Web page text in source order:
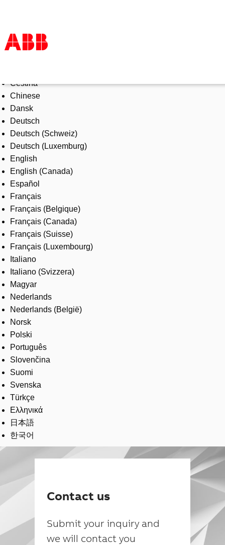
Products & Solutions
Industries
Services
About us
Where to buy
Contact us
Careers
Čeština
Chinese
Dansk
Deutsch
Deutsch (Schweiz)
Deutsch (Luxemburg)
English
English (Canada)
Español
Français
Français (Belgique)
Français (Canada)
Français (Suisse)
Français (Luxembourg)
Italiano
Italiano (Svizzera)
Magyar
Nederlands
Nederlands (België)
Norsk
Polski
Português
Slovenčina
Suomi
Svenska
Türkçe
Ελληνικά
日本語
한국어
Contact us
Submit your inquiry and
we will contact you